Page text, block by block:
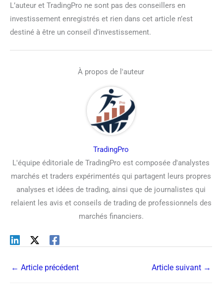
L’auteur et TradingPro ne sont pas des conseillers en
investissement enregistrés et rien dans cet article n’est
destiné à être un conseil d’investissement.
À propos de l'auteur
TradingPro
L'équipe éditoriale de TradingPro est composée d'analystes
marchés et traders expérimentés qui partagent leurs propres
analyses et idées de trading, ainsi que de journalistes qui
relaient les avis et conseils de trading de professionnels des
marchés financiers.
← Article précédent Article suivant →